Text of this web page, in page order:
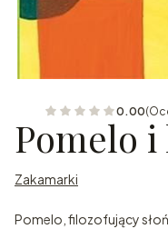
0.00
Pomelo i
Zakamarki
Pomelo, filozofujący